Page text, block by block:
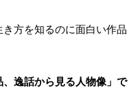
方を知るのに面白い作品
逸話から見る人物像」で